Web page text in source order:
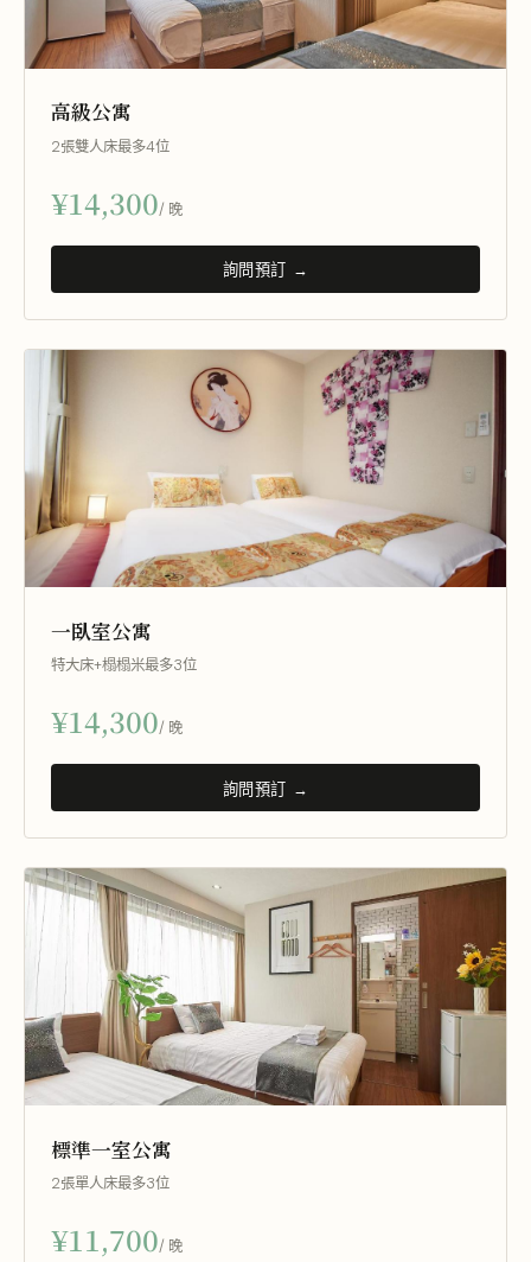
高級公寓
2張雙人床最多4位
¥14,300/ 晚
詢問預訂 →
一臥室公寓
特大床+榻榻米最多3位
¥14,300/ 晚
詢問預訂 →
標準一室公寓
2張單人床最多3位
¥11,700/ 晚